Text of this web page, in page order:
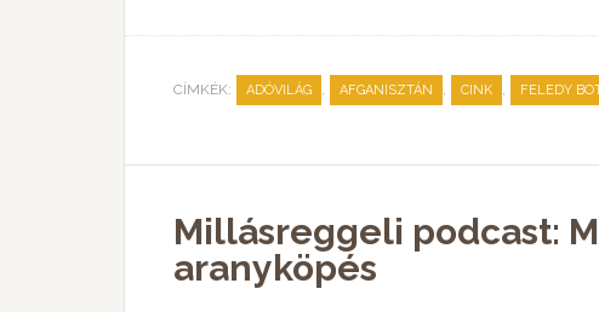
CÍMKÉK: ADÓVILÁG , AFGANISZTÁN , CINK , FELEDY
Millásreggeli podcast:
aranyköpés